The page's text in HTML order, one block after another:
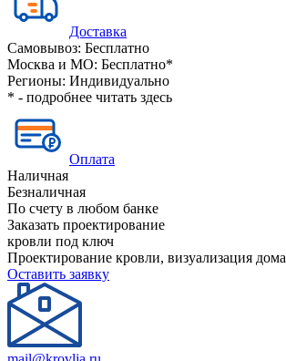
Доставка
Самовывоз: Бесплатно
Москва и МО: Бесплатно*
Регионы: Индивидуально
* - подробнее читать здесь
Оплата
Наличная
Безналичная
По счету в любом банке
Заказать проектирование
кровли под ключ
Проектирование кровли, визуализация дома
Оставить заявку